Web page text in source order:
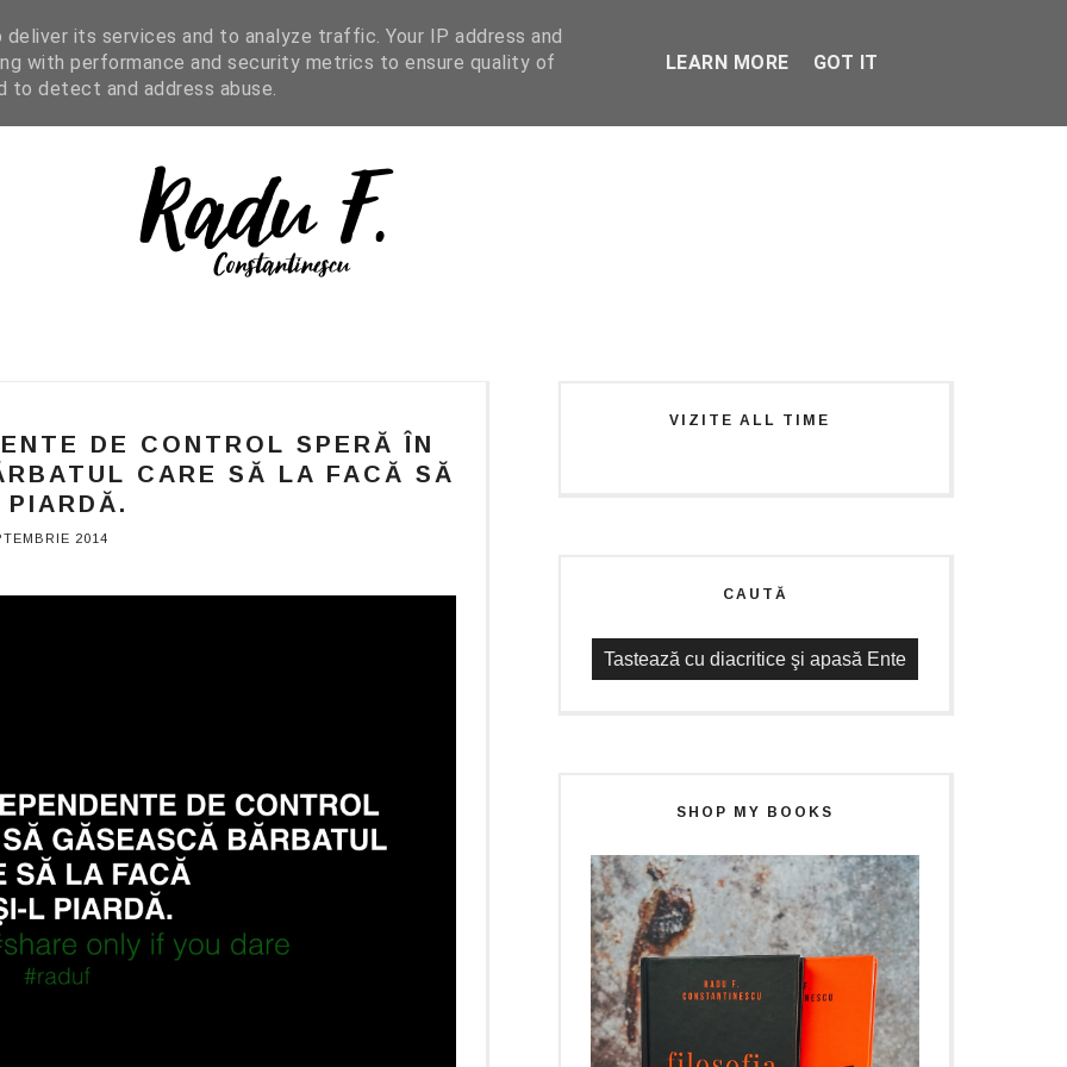
READING ENGLISH SHOP
DE CONTROL SPERĂ ÎN
CARE SĂ LA FACĂ SĂ
2014
VIZITE ALL TIME
CAUTĂ
SHOP MY BOOKS
its services and to analyze traffic. Your IP address and
with performance and security metrics to ensure quality of
to detect and address abuse.
LEARN MORE GOT IT